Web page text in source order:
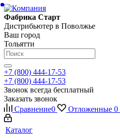
Фабрика Старт
Дистрибьютер в Поволжье
Ваш город
Тольятти
+7 (800) 444-17-53
+7 (800) 444-17-53
Звонок всегда бесплатный
Заказать звонок
Сравнение0 Отложенные 0
Каталог